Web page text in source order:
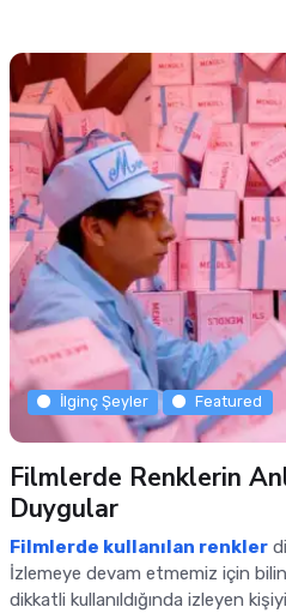
İlginç Şeyler Featured
Filmlerde Renklerin
Duygular
Filmlerde kullanılan renkler
İzlemeye devam etmemiz için
dikkatli kullanıldığında izleyen